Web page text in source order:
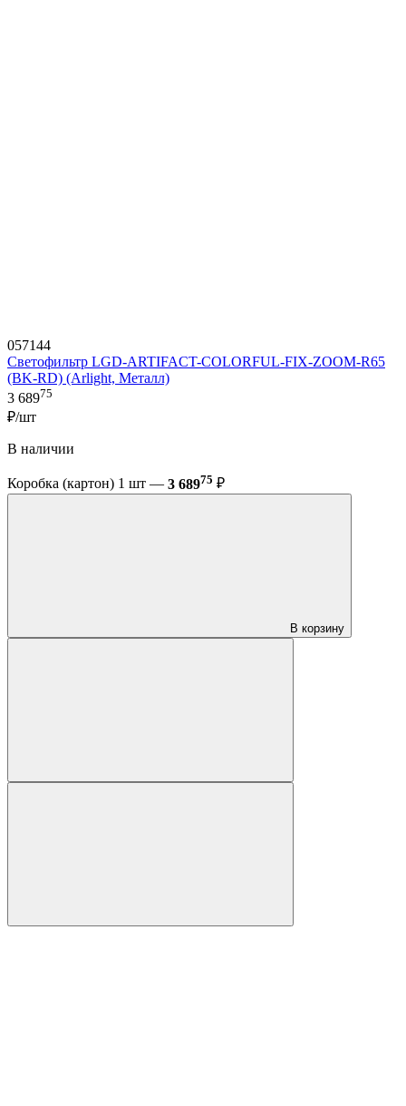
057144
Светофильтр LGD-ARTIFACT-COLORFUL-FIX-ZOOM-R65
(BK-RD) (Arlight, Металл)
3 68975
₽/шт
В наличии
Коробка (картон) 1 шт — 3 68975 ₽
В корзину